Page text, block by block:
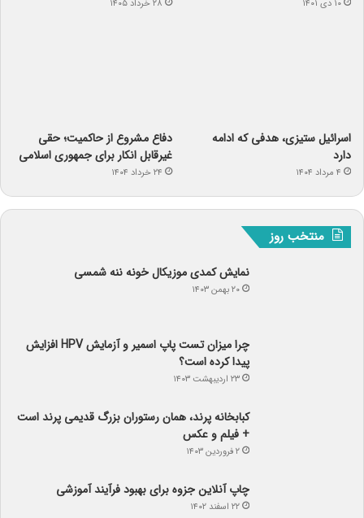
دارد
۴ مرداد ۱۴۰۴
غیرقابل انکار برای جمهوری اسلامی
۲۴ خرداد ۱۴۰۴
منتخب روز
۲۰ بهمن ۱۴۰۳
پیدا کرده است؟
۲۳ اردیبهشت ۱۴۰۳
+ فیلم و عکس
۲ فروردین ۱۴۰۳
۲۲ اسفند ۱۴۰۲